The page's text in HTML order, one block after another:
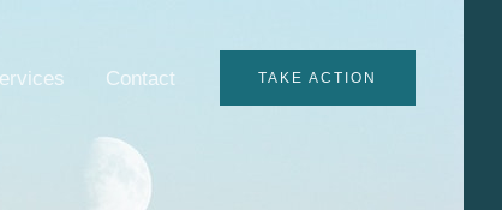
Contact TAKE ACTION